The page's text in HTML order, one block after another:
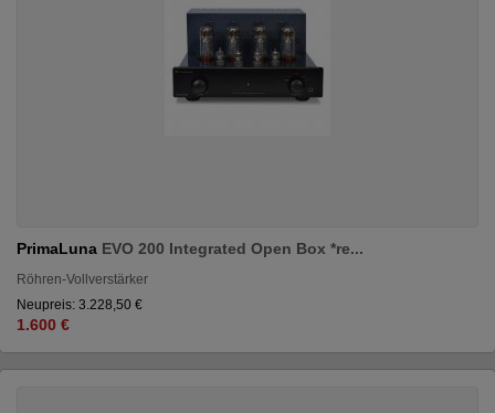
PrimaLuna EVO 200 Integrated Open Box *re...
Röhren-Vollverstärker
Neupreis: 3.228,50 €
1.600 €